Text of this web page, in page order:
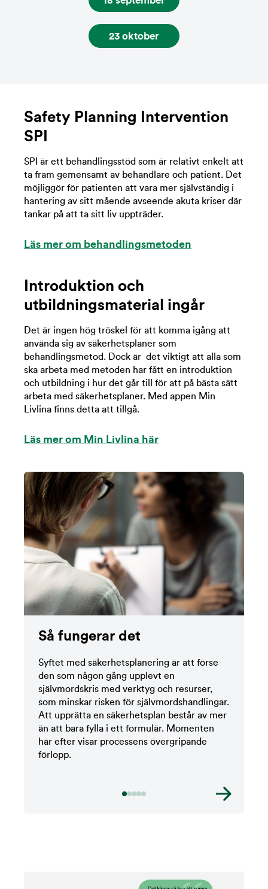
23 oktober
Safety Planning Intervention
SPI
SPI är ett behandlingsstöd som är relativt enkelt att
ta fram gemensamt av behandlare och patient. Det
möjliggör för patienten att vara mer självständig i
hantering av sitt mående avseende akuta kriser där
tankar på att ta sitt liv uppträder.
Läs mer om behandlingsmetoden
Introduktion och
utbildningsmaterial ingår
Det är ingen hög tröskel för att komma igång att
använda sig av säkerhetsplaner som
behandlingsmetod. Dock är det viktigt att alla som
ska arbeta med metoden har fått en introduktion
och utbildning i hur det går till för att på bästa sätt
arbeta med säkerhetsplaner. Med appen Min
Livlina finns detta att tillgå.
Läs mer om Min Livlina här
Så fungerar det
Syftet med säkerhetsplanering är att förse
den som någon gång upplevt en
självmordskris med verktyg och resurser,
som minskar risken för självmordshandlingar.
Att upprätta en säkerhetsplan består av mer
än att bara fylla i ett formulär. Momenten
här efter visar processens övergripande
förlopp.